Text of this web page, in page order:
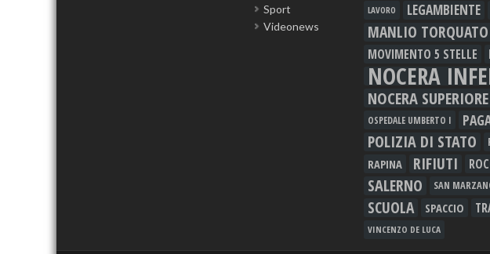
Sport
Videonews
LAVORO LEGAMBIENTE
MANLIO TORQUATO
MOVIMENTO 5 STELLE
NOCERA
NOCERA SUPERIORE
OSPEDALE UMBERTO I
POLIZIA DI STATO
RAPINA RIFIUTI
SALERNO SAN
SCUOLA SPACCIO
VINCENZO DE LUCA